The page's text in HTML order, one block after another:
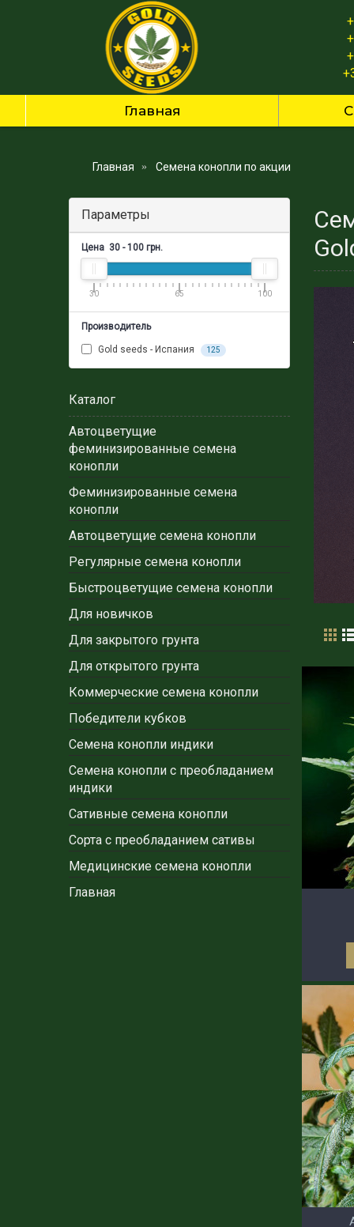
Главная
Главная Семена конопли по акции
Параметры
Цена 30 -100 грн.
30 65 100
Производитель
Gold seeds - Испания 125
Каталог
Автоцветущие
феминизированные семена
конопли
Феминизированные семена
конопли
Автоцветущие семена конопли
Регулярные семена конопли
Быстроцветущие семена конопли
Для новичков
Для закрытого грунта
Для открытого грунта
Коммерческие семена конопли
Победители кубков
Семена конопли индики
Семена конопли с преобладанием
индики
Сативные семена конопли
Сорта с преобладанием сативы
Медицинские семена конопли
Главная